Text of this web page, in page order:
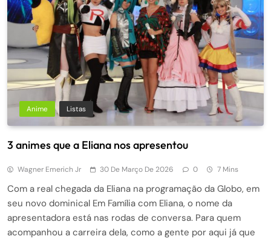
Anime Listas
3 animes que a Eliana nos apresentou
Wagner Emerich Jr 30 De Março De 2026 0 7 Mins
Com a real chegada da Eliana na programação da Globo, em
seu novo dominical Em Família com Eliana, o nome da
apresentadora está nas rodas de conversa. Para quem
acompanhou a carreira dela, como a gente por aqui já que